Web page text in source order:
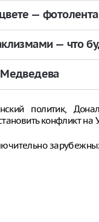
— фотолента
— что
Медведева
политик,
конфликт на